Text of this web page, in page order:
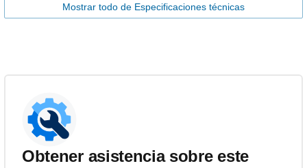
Mostrar todo de Especificaciones técnicas
Obtener asistencia sobre este